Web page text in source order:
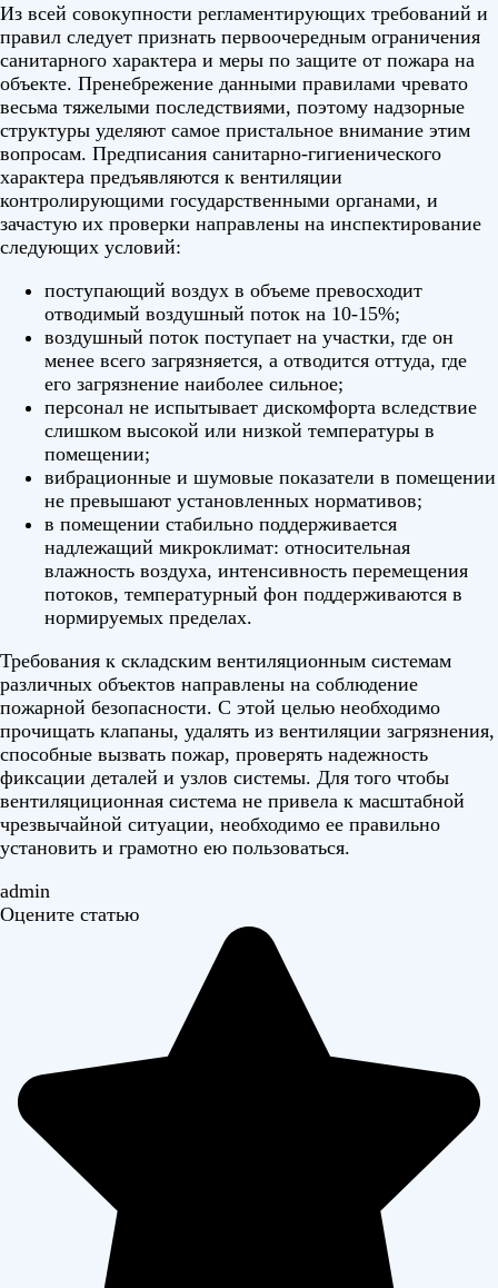
Из всей совокупности регламентирующих требований и
правил следует признать первоочередным ограничения
санитарного характера и меры по защите от пожара на
объекте. Пренебрежение данными правилами чревато
весьма тяжелыми последствиями, поэтому надзорные
структуры уделяют самое пристальное внимание этим
вопросам. Предписания санитарно-гигиенического
характера предъявляются к вентиляции
контролирующими государственными органами, и
зачастую их проверки направлены на инспектирование
следующих условий:
поступающий воздух в объеме превосходит
отводимый воздушный поток на 10-15%;
воздушный поток поступает на участки, где он
менее всего загрязняется, а отводится оттуда, где
его загрязнение наиболее сильное;
персонал не испытывает дискомфорта вследствие
слишком высокой или низкой температуры в
помещении;
вибрационные и шумовые показатели в помещении
не превышают установленных нормативов;
в помещении стабильно поддерживается
надлежащий микроклимат: относительная
влажность воздуха, интенсивность перемещения
потоков, температурный фон поддерживаются в
нормируемых пределах.
Требования к складским вентиляционным системам
различных объектов направлены на соблюдение
пожарной безопасности. С этой целью необходимо
прочищать клапаны, удалять из вентиляции загрязнения,
способные вызвать пожар, проверять надежность
фиксации деталей и узлов системы. Для того чтобы
вентиляциционная система не привела к масштабной
чрезвычайной ситуации, необходимо ее правильно
установить и грамотно ею пользоваться.
admin
Оцените статью